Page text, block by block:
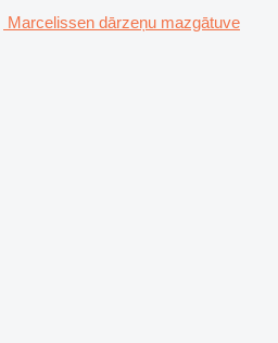
Marcelissen dārzeņu mazgātuve